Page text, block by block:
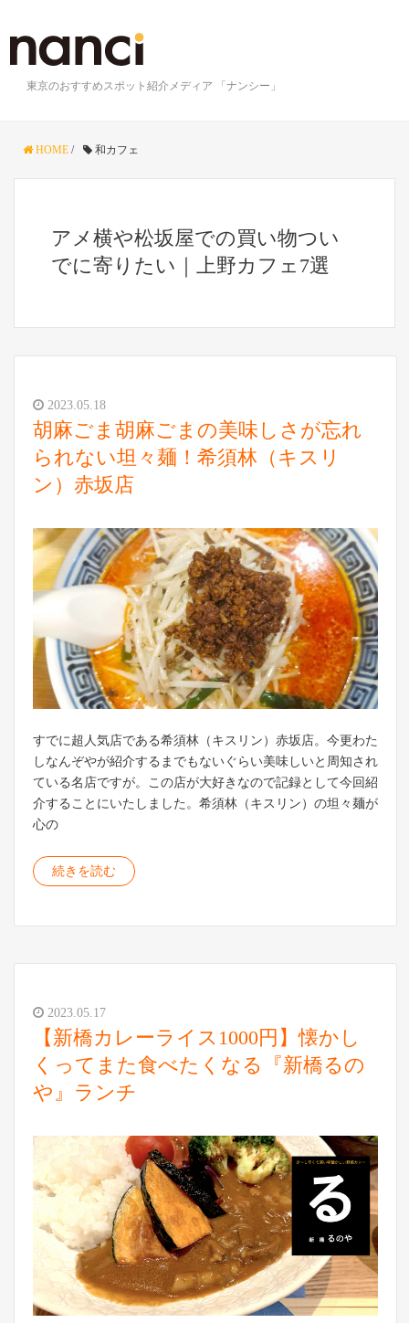
東京のおすすめスポット紹介メディア 「ナンシー」
HOME / 和カフェ
アメ横や松坂屋での買い物つい
でに寄りたい｜上野カフェ7選
2023.05.18
胡麻ごま胡麻ごまの美味しさが忘れ
られない坦々麺！希須林（キスリ
ン）赤坂店
すでに超人気店である希須林（キスリン）赤坂店。今更わた
しなんぞやが紹介するまでもないぐらい美味しいと周知され
ている名店ですが。この店が大好きなので記録として今回紹
介することにいたしました。希須林（キスリン）の坦々麺が
心の
続きを読む
2023.05.17
【新橋カレーライス1000円】懐かし
くってまた食べたくなる『新橋るの
や』ランチ